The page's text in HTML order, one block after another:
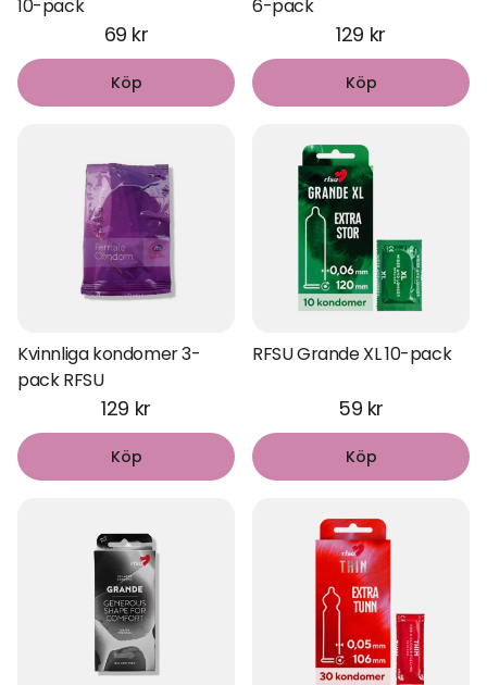
10-pack
69 kr
Köp
6-pack
129 kr
Köp
Kvinnliga kondomer 3-
pack RFSU
129 kr
Köp
RFSU Grande XL 10-pack
59 kr
Köp